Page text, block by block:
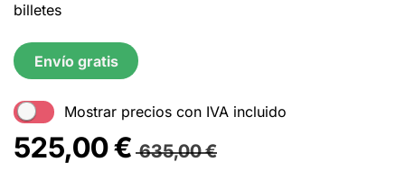
billetes
Envío gratis
Mostrar precios con IVA incluido
525,00€ 635,00€